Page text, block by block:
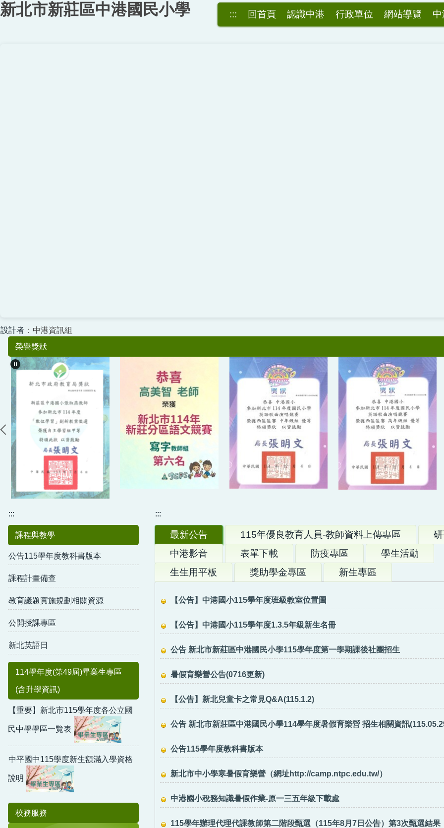
跳
到
::: 回首頁 認識中港 行政單位 網站導覽
新北市新莊區中港國民小學
設計者 ：中港資訊組
榮譽獎狀
:::
課程與教學
公告115學年度教科書版本
課程計畫備查
教育議題實施規劃相關資源
公開授課專區
新北英語日
114學年度(第49屆)畢業生專區
(含升學資訊)
【重要】新北市115學年度各公立國
民中學學區一覽表
中平國中115學度新生額滿入學資格
說明
校務服務
:::
最新公告 115年優良教育人員-教師資料上傳專區
中港影音
表單下載 防疫專區
學生活動
生生用平板
獎助學金專區 新生專區
【公告】中港國小115學年度班級教室位置圖
【公告】中港國小115學年度1.3.5年級新生名冊
公告 新北市新莊區中港國民小學115學年度第一學期課後社團招生
暑假育樂營公告(0716更新)
【公告】新北兒童卡之常見Q&A(115.1.2)
公告 新北市新莊區中港國民小學114學年度暑假育樂營 招生相關資訊
公告115學年度教科書版本
新北市中小學寒暑假育樂營（網址http://camp.ntpc.edu.tw/）
中港國小稅務知識暑假作業-原一三五年級下載處
115學年辦理代理代課教師第二階段甄選（115年8月7日公告）第3次甄選結果
本校桌球隊招生訊息
新北校園通